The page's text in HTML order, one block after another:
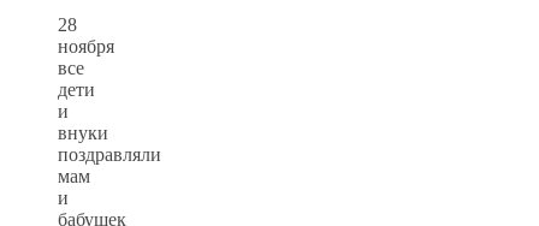
28
ноября
все
дети
и
внуки
поздравляли
мам
и
бабушек